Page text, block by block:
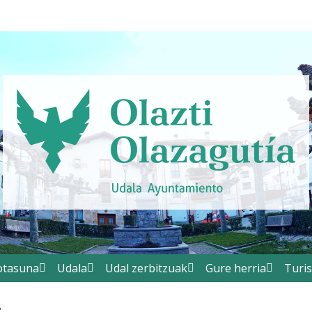
Udala Udal zerbitzuak Gure herria